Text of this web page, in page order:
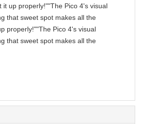
up properly!""The Pico 4's visual
that sweet spot makes all the
properly!""The Pico 4's visual
that sweet spot makes all the